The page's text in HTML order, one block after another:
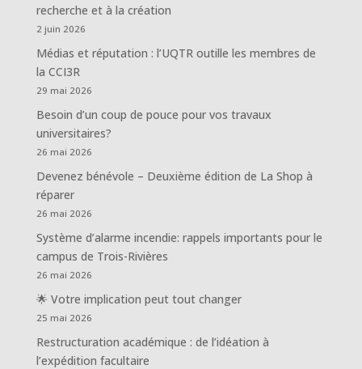
recherche et à la création
2 juin 2026
Médias et réputation : l’UQTR outille les membres de
la CCI3R
29 mai 2026
Besoin d’un coup de pouce pour vos travaux
universitaires?
26 mai 2026
Devenez bénévole – Deuxième édition de La Shop à
réparer
26 mai 2026
Système d’alarme incendie: rappels importants pour le
campus de Trois-Rivières
26 mai 2026
🌟 Votre implication peut tout changer
25 mai 2026
Restructuration académique : de l’idéation à
l’expédition facultaire